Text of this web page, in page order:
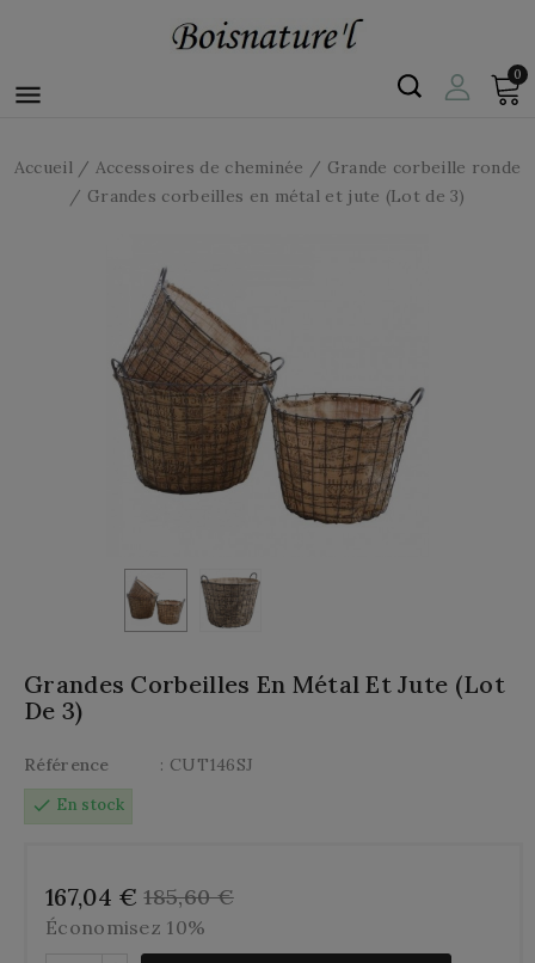

0
Accueil Accessoires de cheminée
Grande corbeille ronde
Grandes corbeilles en métal et jute (Lot de 3)
Grandes Corbeilles En Métal Et Jute (Lot
De 3)
Référence
: CUT146SJ
check En stock
167,04 € 185,60 €
Économisez 10%